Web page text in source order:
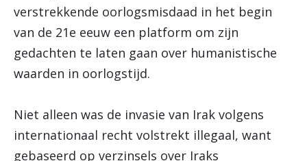
verstrekkende oorlogsmisdaad in het begin
van de 21e eeuw een platform om zijn
gedachten te laten gaan over humanistische
waarden in oorlogstijd.
Niet alleen was de invasie van Irak volgens
internationaal recht volstrekt illegaal, want
gebaseerd op verzinsels over Iraks